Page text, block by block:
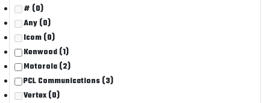
# (0)
Any (0)
Icom (0)
Kenwood (1)
Motorola (2)
PCL Communications (3)
Vertex (0)